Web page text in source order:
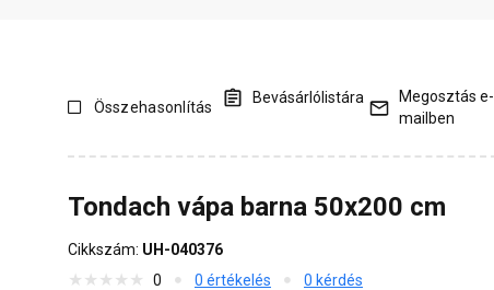
Összehasonlítás
Bevásárlólistára
Megosztás e-
mailben
Tondach vápa barna 50x200 cm
Cikkszám: UH-040376
0
0 értékelés 0 kérdés